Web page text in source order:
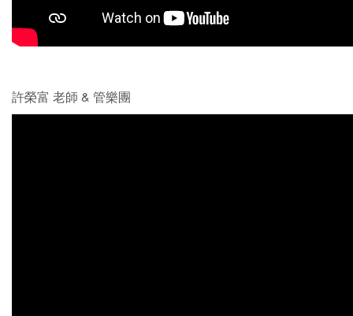
許榮富 老師 & 管樂團